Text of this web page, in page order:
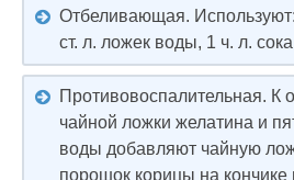
Отбеливающая.
ст. л. ложек воды, 1 ч. л.
Противовоспалительная. К
чайной ложки желатина и
воды добавляют чайную
порошок корицы на кончике